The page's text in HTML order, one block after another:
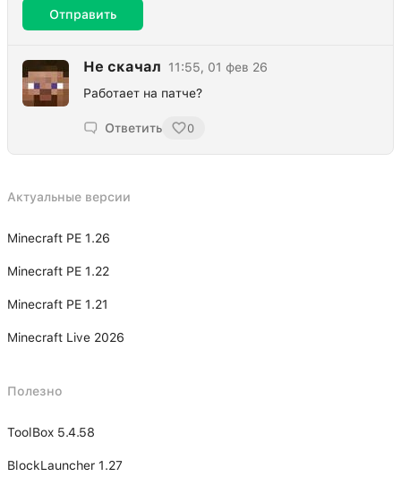
Отправить
Не скачал
11:55, 01 фев 26
Работает на патче?
Ответить 0
Актуальные версии
Minecraft PE 1.26
Minecraft PE 1.22
Minecraft PE 1.21
Minecraft Live 2026
Полезно
ToolBox 5.4.58
BlockLauncher 1.27